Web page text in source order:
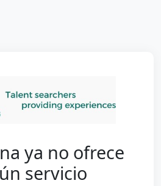
ya no ofrece
servicio